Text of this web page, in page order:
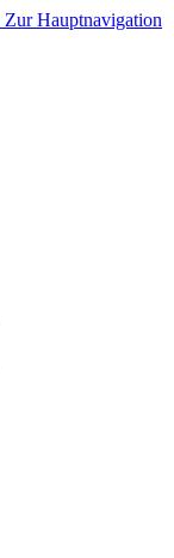
Zur Hauptnavigation